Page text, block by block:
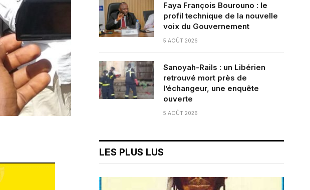
Faya François Bourouno : le
profil technique de la nouvelle
voix du Gouvernement
5 AOÛT 2026
Sanoyah-Rails : un Libérien
retrouvé mort près de
l’échangeur, une enquête
ouverte
5 AOÛT 2026
LES PLUS LUS